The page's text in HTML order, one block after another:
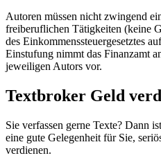
Autoren müssen nicht zwingend
freiberuflichen Tätigkeiten (keine
des Einkommenssteuergesetztes
Einstufung nimmt das Finanzamt
jeweiligen Autors vor.
Textbroker Geld
Sie verfassen gerne Texte? Dann
eine gute Gelegenheit für Sie,
verdienen.